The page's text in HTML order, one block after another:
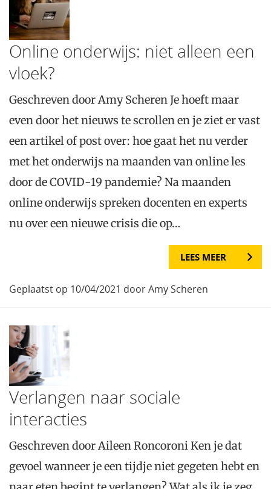
Online onderwijs: niet alleen een
vloek?
Geschreven door Amy Scheren Je hoeft maar
even door het nieuws te scrollen en je ziet er vast
een artikel of post over: hoe gaat het nu verder
met het onderwijs na maanden van online les
door de COVID-19 pandemie? Na maanden
online onderwijs spreken docenten en experts
nu over een nieuwe crisis die op…
LEES MEER
Geplaatst op 10/04/2021 door Amy Scheren
Verlangen naar sociale
interacties
Geschreven door Aileen Roncoroni Ken je dat
gevoel wanneer je een tijdje niet gegeten hebt en